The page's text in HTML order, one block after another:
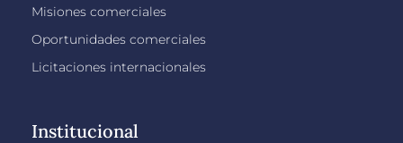
Misiones comerciales
Oportunidades comerciales
Licitaciones internacionales
Institucional